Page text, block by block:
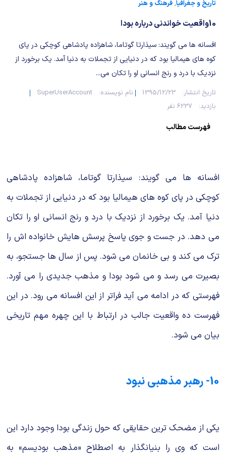
تاریخ و جغرافیا,فرهنگ و هنر
10واقعیت خواندنی درباره بودا
افسانه ها می گویند: سیذارتا گوتاما، شاهزاده پادشاهی کوچکی در پای
کوه های هیمالیا بود که در دنیایی از تجملات به دنیا آمد. یک برخورد از
نزدیک با درد و رنج انسانی او را تکان می...
تاریخ انتشار: 1395/12/23 نام نویسنده:
SuperUserAccount
بازدید:
6237 نفر
فهرست مطالب
افسانه ها می گویند: سیذارتا گوتاما، شاهزاده پادشاهی
کوچکی در پای کوه های هیمالیا بود که در دنیایی از تجملات به
دنیا آمد. یک برخورد از نزدیک با درد و رنج انسانی او را تکان
می دهد. در جست و جوی پاسخ پرسش هایش خانواده اش را
ترک می کند و بی خانمان می شود. پس از سال ها جستجو، به
بصیرت می رسد و می شود بودا و مذهب جدیدی را می آورد.
فهرستی که در ادامه می آید فراتر از این افسانه می رود. در این
فهرست ده واقعیت جالب در ارتباط با این چهره مهم تاریخی
بیان می شود.
10- رهبر مذهبی نبود
یکی از مضحک ترین حقایقی که حول زندگی بودا وجود دارد این
است که وی را بنیانگذار به اصطلاح «مذهب بودیسم» به
صلاح های شیمیایی
مطالب جالب شیمی
بمب های شیمیایی
شیمی عمومی
شیمی سبز
روانپزشکی
گیاهان دارویی